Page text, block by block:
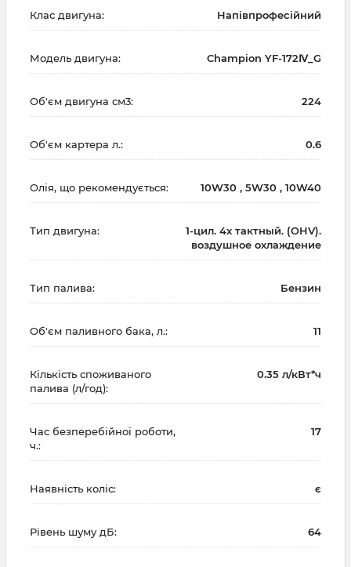
Клас двигуна: Напівпрофесійний
Модель двигуна: Champion YF-172Ⅳ_G
Об'єм двигуна см3: 224
Об'єм картера л.: 0.6
Олія, що рекомендується: 10W30 , 5W30 , 10W40
Тип двигуна:
1-цил. 4х тактный. (OHV).
воздушное охлаждение
Тип палива: Бензин
Об'єм паливного бака, л.: 11
Кількість споживаного
палива (л/год):
0.35 л/кВт*ч
Час безперебійної роботи,
ч.:
17
Наявність коліс: є
Рівень шуму дБ: 64